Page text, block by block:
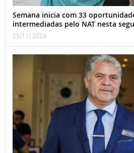
Semana inicia com 33
intermediadas pelo NAT nesta
25/11/ 2024